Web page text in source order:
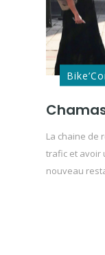
La chaine de
trafic et avoir
nouveau